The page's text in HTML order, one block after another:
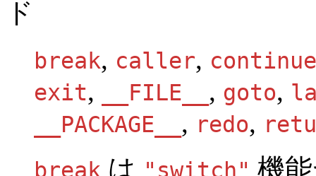
ド
break, caller, continue
exit, __FILE__ , goto,
__PACKAGE__ , redo,
break は "switch" 機